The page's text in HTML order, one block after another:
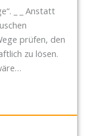
_ _ Anstatt
prüfen, den
zu lösen.